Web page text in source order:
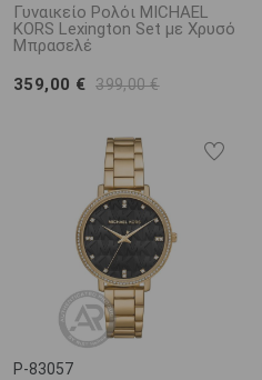
Γυναικείο Ρολόι MICHAEL
KORS Lexington Set με Χρυσό
Μπρασελέ
359,00 € 399,00 €
P-83057